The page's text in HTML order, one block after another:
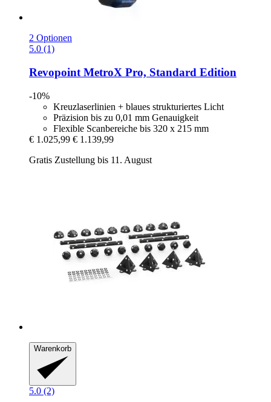
2 Optionen
5.0 (1)
Revopoint MetroX Pro, Standard Edition
-10%
Kreuzlaserlinien + blaues strukturiertes Licht
Präzision bis zu 0,01 mm Genauigkeit
Flexible Scanbereiche bis 320 x 215 mm
€ 1.025,99 € 1.139,99
Gratis Zustellung bis 11. August
Warenkorb
5.0 (2)